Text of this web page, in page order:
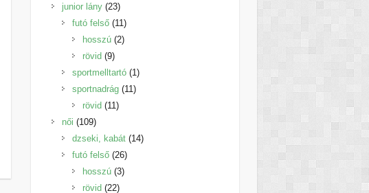
termék
junior lány 2323
termék
futó felső 1111
termék
hosszú 22
rövid 99
termék
sportmelltartó 11
sportnadrág 1111
rövid 1111
női 109109
termék
dzseki, kabát 1414
futó felső 2626
termék
hosszú 33
rövid 2222